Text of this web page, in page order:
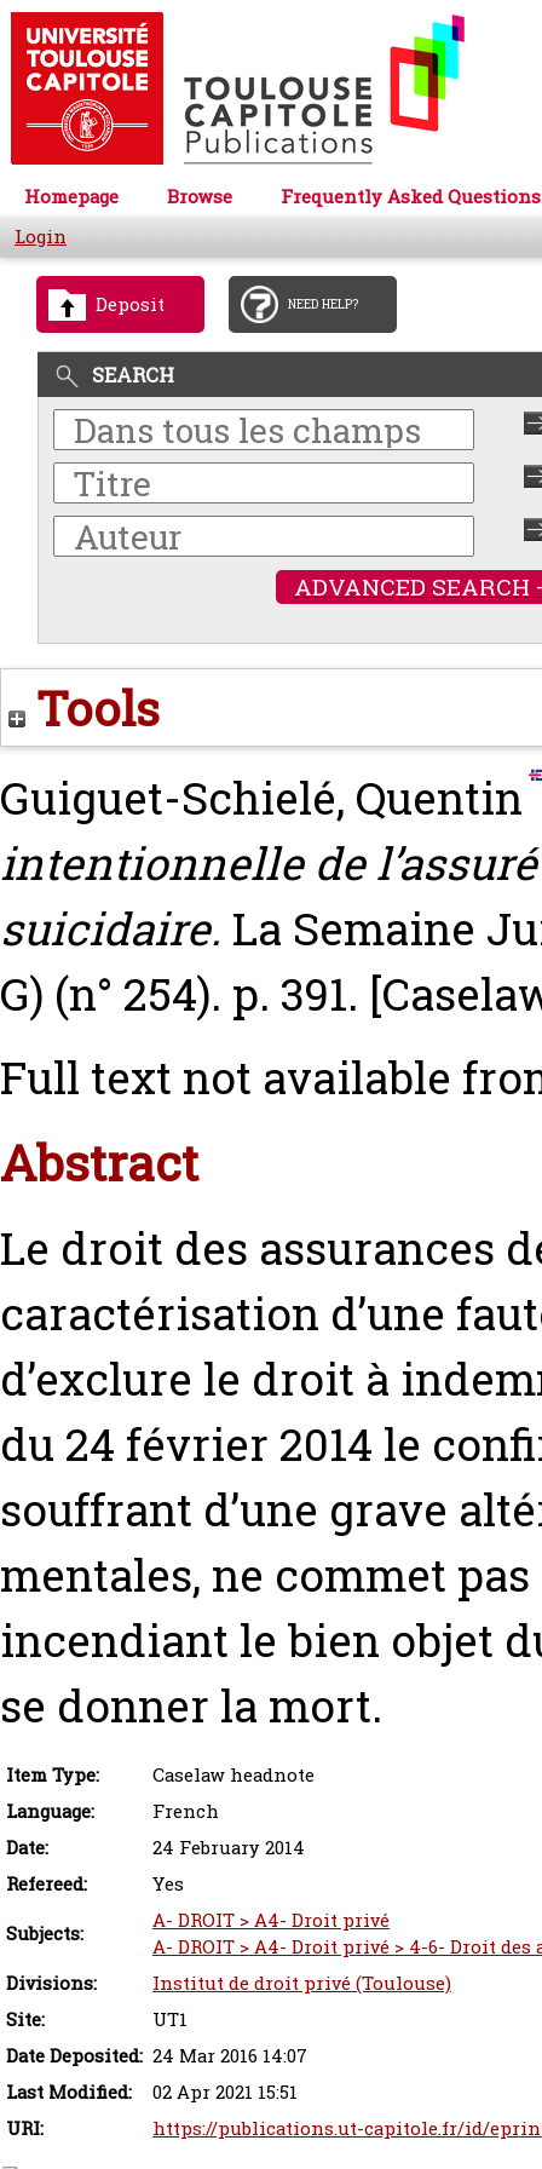
Homepage Browse
Frequently Asked Questions
Login
Deposit NEED HELP?
SEARCH
ADVANCED SEARCH
Tools
Guiguet-Schielé, Quentin
intentionnelle de
suicidaire. La Semaine
G) (n° 254). p. 391.
Full text not available
Abstract
Le droit des assurances
caractérisation d’une
d’exclure le droit à
du 24 février 2014 le
souffrant d’une grave
mentales, ne commet
incendiant le bien objet
se donner la mort.
Item Type:
Caselaw headnote
Language:
French
Date:
24 February 2014
Refereed:
Yes
Subjects:
A- DROIT > A4- Droit privé
A- DROIT > A4- Droit privé > 4-6- Droit des
Divisions:
Institut de droit privé (Toulouse)
Site:
UT1
Date Deposited: 24 Mar 2016 14:07
Last Modified:
02 Apr 2021 15:51
URI:
https://publications.ut-capitole.fr/id/